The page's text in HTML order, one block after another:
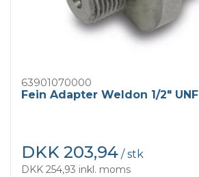
63901070000
Fein Adapter Weldon 1/2" UNF
DKK 203,94 / stk
DKK 254,93 inkl. moms